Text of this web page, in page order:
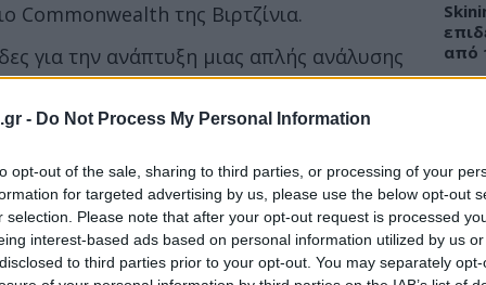
- Do Not Process My Personal Information
opt-out of the sale, sharing to third parties, or processing of your
for targeted advertising by us, please use the below opt-out
selection. Please note that after your opt-out request is processed
interest-based ads based on personal information utilized by us
to third parties prior to your opt-out. You may separately
Commonwealth της Βιρτζίνια.
για την ανάπτυξη μιας απλής ανάλυσης
σε πρώιμο στάδιο η νόσος. Αυτό είναι
ο καρκίνος των ωοθηκών διαγιγνώσκεται
οι πιθανότητες ιάσεως.
στο68ο Ετήσιο Συνέδριο της
. Το συνέδριο διεξάγεται στη Φιλαδέλφεια
από
στην